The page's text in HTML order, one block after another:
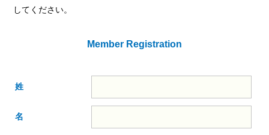
してください。
Member Registration
姓
名